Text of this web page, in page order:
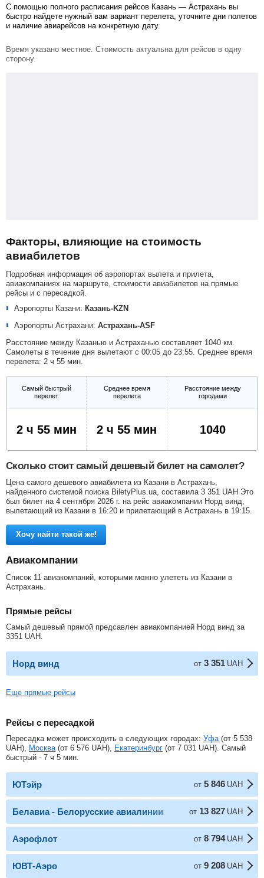
С помощью полного расписания рейсов Казань — Астрахань вы
быстро найдете нужный вам вариант перелета, уточните дни полетов
и наличие авиарейсов на конкретную дату.
Время указано местное. Стоимость актуальна для рейсов в одну
сторону.
Факторы, влияющие на стоимость
авиабилетов
Подробная информация об аэропортах вылета и прилета,
авиакомпаниях на маршруте, стоимости авиабилетов на прямые
рейсы и с пересадкой.
Аэропорты Казани: Казань-KZN
Аэропорты Астрахани: Астрахань-ASF
Расстояние между Казанью и Астраханью составляет 1040 км.
Самолеты в течение дня вылетают с 00:05 до 23:55. Среднее время
перелета: 2 ч 55 мин.
Самый быстрый
перелет
Среднее время
перелета
Расстояние между
городами
2 ч 55 мин 2 ч 55 мин 1040
Сколько стоит самый дешевый билет на самолет?
Цена самого дешевого авиабилета из Казани в Астрахань,
найденного системой поиска BiletyPlus.ua, составила 3 351 UAH Это
был билет на 4 сентября 2026 г. на рейс авиакомпании Норд винд,
вылетающий из Казани в 16:20 и прилетающий в Астрахань в 19:15.
Хочу найти такой же!
Авиакомпании
Список 11 авиакомпаний, которыми можно улететь из Казани в
Астрахань.
Прямые рейсы
Самый дешевый прямой предсавлен авиакомпанией Норд винд за
3351 UAH
Норд винд от 3 351 UAH
Еще прямые рейсы
Рейсы с пересадкой
Пересадка может происходить в следующих городах: Уфа (от 5 538
UAH), Москва (от 6 576 UAH), Екатеринбург (от 7 031 UAH). Самый
быстрый - 7 ч 5 мин.
ЮТэйр от 5 846 UAH
Белавиа - Белорусские авиалинии от 13 827 UAH
Аэрофлот от 8 794 UAH
ЮВТ-Аэро от 9 208 UAH